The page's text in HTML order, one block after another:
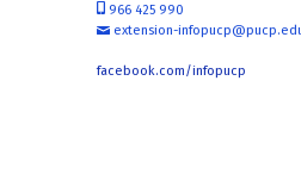
966 425 990
extension-
facebook.com/infopucp